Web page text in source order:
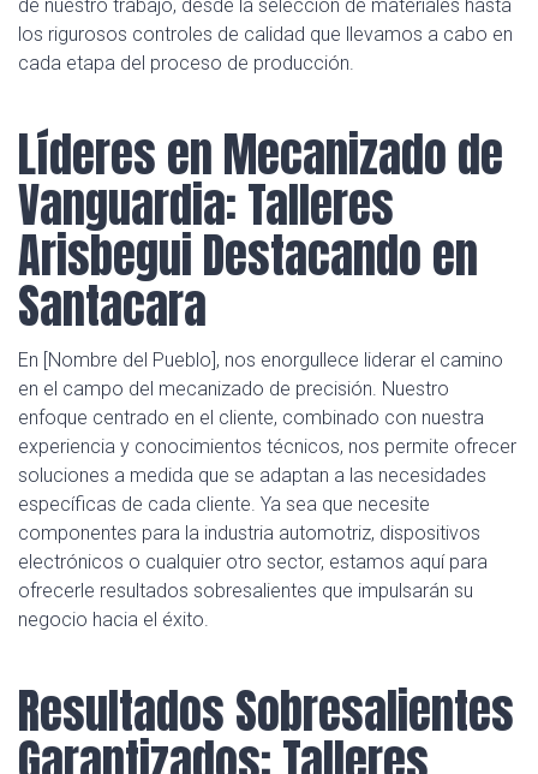
de nuestro trabajo, desde la selección de materiales hasta
los rigurosos controles de calidad que llevamos a cabo en
cada etapa del proceso de producción.
Líderes en Mecanizado de
Vanguardia: Talleres
Arisbegui Destacando en
Santacara
En [Nombre del Pueblo], nos enorgullece liderar el camino
en el campo del mecanizado de precisión. Nuestro
enfoque centrado en el cliente, combinado con nuestra
experiencia y conocimientos técnicos, nos permite ofrecer
soluciones a medida que se adaptan a las necesidades
específicas de cada cliente. Ya sea que necesite
componentes para la industria automotriz, dispositivos
electrónicos o cualquier otro sector, estamos aquí para
ofrecerle resultados sobresalientes que impulsarán su
negocio hacia el éxito.
Resultados Sobresalientes